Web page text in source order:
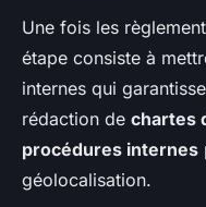
Une fois les
étape consiste à
internes qui
rédaction de chartes
procédures internes
géolocalisation.